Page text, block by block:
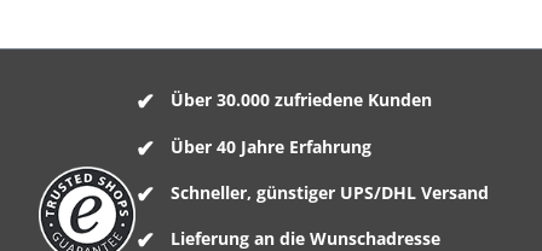
Über 30.000 zufriedene Kunden
Über 40 Jahre Erfahrung
Schneller, günstiger UPS/DHL Versand
Lieferung an die Wunschadresse